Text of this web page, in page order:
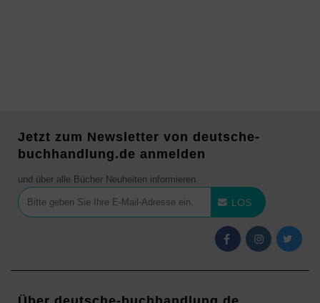
Jetzt zum Newsletter von deutsche-
buchhandlung.de anmelden
und über alle Bücher Neuheiten informieren
LOS